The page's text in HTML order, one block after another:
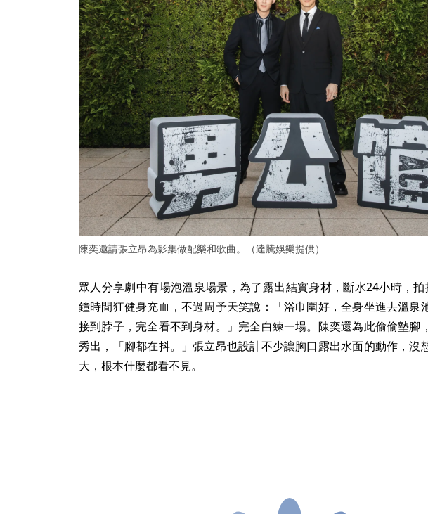
陳奕邀請張立昂為影集做配樂和歌曲。（達騰娛樂提供）
眾人分享劇中有場泡溫泉場景，為了露出結實身材，斷水24小時，
鐘時間狂健身充血，不過周予天笑說：「浴巾圍好，全身坐進去溫泉
接到脖子，完全看不到身材。」完全白練一場。陳奕還為此偷偷墊腳
秀出，「腳都在抖。」張立昂也設計不少讓胸口露出水面的動作，沒
大，根本什麼都看不見。